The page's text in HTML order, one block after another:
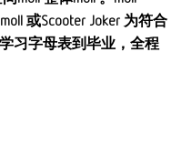
或Scooter Joker 为符合
习字母表到毕业，全程